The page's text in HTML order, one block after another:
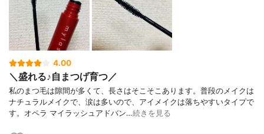
4.00
＼盛れる♪自まつげ育つ／
私のまつ毛は隙間が多くて、長さはそこそこあります。普段のメイクは
ナチュラルメイクで、涙は多いので、アイメイクは落ちやすいタイプで
す。オペラ マイラッシュアドバン…続きを見る